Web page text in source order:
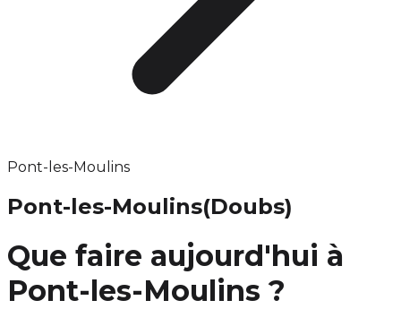
Pont-les-Moulins
Pont-les-Moulins(Doubs)
Que faire aujourd'hui à
Pont-les-Moulins ?